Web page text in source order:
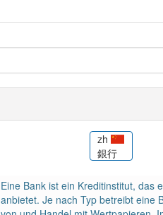
zh
銀行
Eine Bank ist ein Kreditinstitut, das
anbietet. Je nach Typ betreibt eine